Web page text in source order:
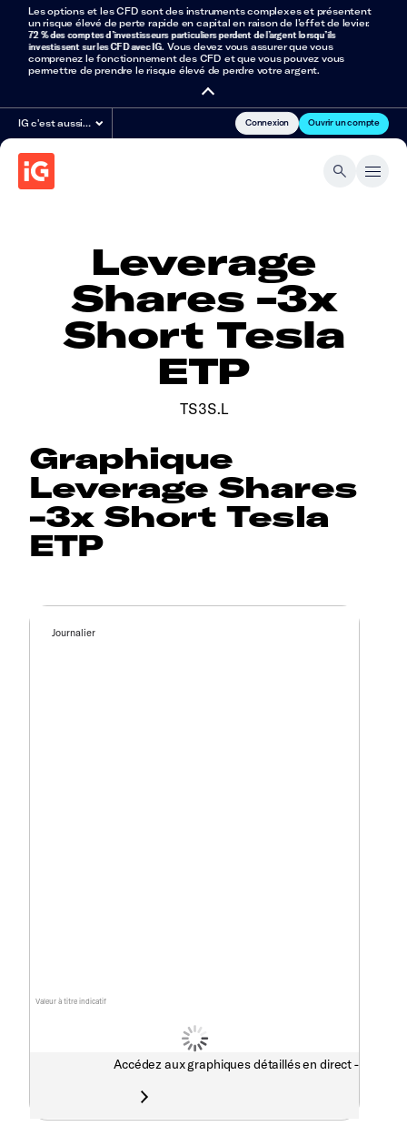
Les options et les CFD sont des instruments complexes et présentent
un risque élevé de perte rapide en capital en raison de l’effet de levier.
72 % des comptes d’investisseurs particuliers perdent de l’argent lorsqu’ils
investissent sur les CFD avec IG. Vous devez vous assurer que vous
comprenez le fonctionnement des CFD et que vous pouvez vous
permettre de prendre le risque élevé de perdre votre argent.
IG c'est aussi… Connexion Ouvrir un compte
Leverage
Shares -3x
Short Tesla
ETP
TS3S.L
Graphique
Leverage Shares
-3x Short Tesla
ETP
Valeur à titre indicatif
Journalier
Accédez aux graphiques détaillés en direct -